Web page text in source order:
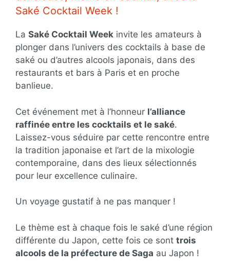
Saké Cocktail Week !
La Saké Cocktail Week invite les amateurs à
plonger dans l’univers des cocktails à base de
saké ou d’autres alcools japonais, dans des
restaurants et bars à Paris et en proche
banlieue.
Cet événement met à l’honneur l’alliance
raffinée entre les cocktails et le saké.
Laissez-vous séduire par cette rencontre entre
la tradition japonaise et l’art de la mixologie
contemporaine, dans des lieux sélectionnés
pour leur excellence culinaire.
Un voyage gustatif à ne pas manquer !
Le thème est à chaque fois le saké d’une région
différente du Japon, cette fois ce sont trois
alcools de la préfecture de Saga au Japon !